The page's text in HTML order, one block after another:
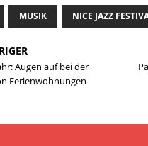
MUSIK NICE JAZZ
Augen auf bei der
Ferienwohnungen